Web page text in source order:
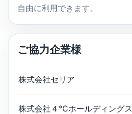
自由に利用できます。
ご協力企業様
株式会社セリア
株式会社４℃ホールディングス